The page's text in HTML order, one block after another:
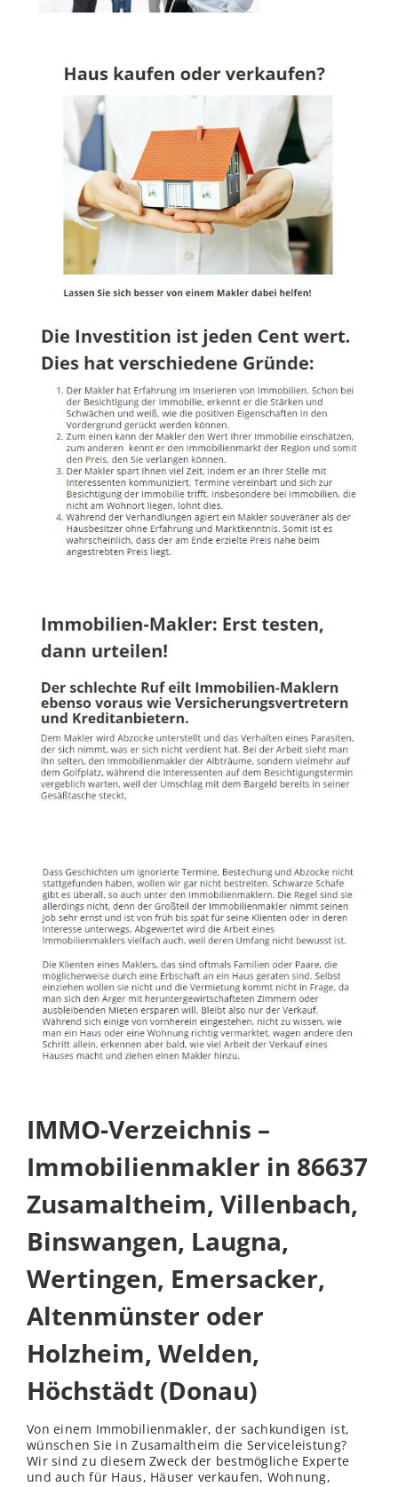
IMMO-Verzeichnis –
Immobilienmakler in 86637
Zusamaltheim, Villenbach,
Binswangen, Laugna,
Wertingen, Emersacker,
Altenmünster oder
Holzheim, Welden,
Höchstädt (Donau)
Von einem Immobilienmakler, der sachkundigen ist,
wünschen Sie in Zusamaltheim die Serviceleistung?
Wir sind zu diesem Zweck der bestmögliche Experte
und auch für Haus, Häuser verkaufen, Wohnung,